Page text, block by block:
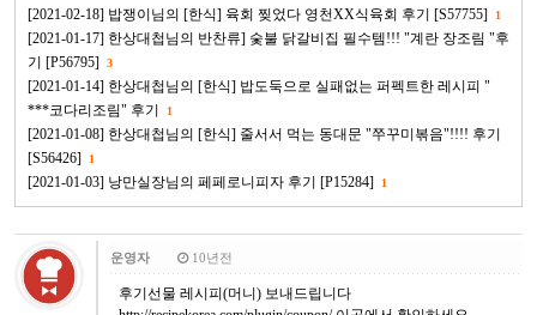
[2021-02-18] 밥쟁이님의 [한식] 육회 찢었다 영천XX식육회 후기 [S57755] 1
[2021-01-17] 한상대첩님의 반찬류] 숯불 닭갈비집 필수템!!! "계란 장조림 "후
기 [P56795]
3
[2021-01-14] 한상대첩님의 [한식] 밥도둑으로 실패없는 퍼펙트한 레시피 "
***코다리조림" 후기
1
[2021-01-08] 한상대첩님의 [한식] 줄서서 먹는 동대문 "쭈꾸미볶음"!!!! 후기
[S56426]
1
[2021-01-03] 낭만실장님의 페페로니피자 후기 [P15284] 1
운영자 10년전
후기선물 레시피(머니) 보내드립니다